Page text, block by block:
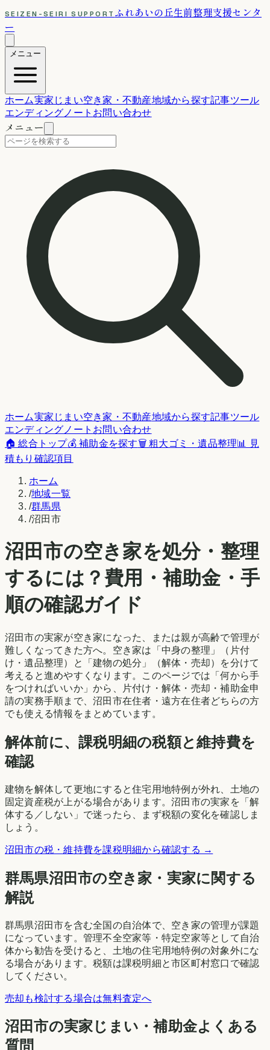
SEIZEN-SEIRI SUPPORT ふれあいの丘生前整理支援センタ
ー
メニュー
ホーム実家じまい空き家・不動産地域から探す記事ツール
エンディングノート お問い合わせ
メニュー
ホーム実家じまい空き家・不動産地域から探す記事ツール
エンディングノート お問い合わせ
🏠 総合トップ💰 補助金を探す🗑️ 粗大ゴミ・遺品整理📊 見
積もり確認項目
ホーム
/地域一覧
/群馬県
/沼田市
沼田市の空き家を処分・整理
するには？費用・補助金・手
順の確認ガイド
沼田市の実家が空き家になった、または親が高齢で管理が
難しくなってきた方へ。空き家は「中身の整理」（片付
け・遺品整理）と「建物の処分」（解体・売却）を分けて
考えると進めやすくなります。このページでは「何から手
をつければいいか」から、片付け・解体・売却・補助金申
請の実務手順まで、沼田市在住者・遠方在住者どちらの方
でも使える情報をまとめています。
解体前に、課税明細の税額と維持費を
確認
建物を解体して更地にすると住宅用地特例が外れ、土地の
固定資産税が上がる場合があります。沼田市の実家を「解
体する／しない」で迷ったら、まず税額の変化を確認しま
しょう。
沼田市の税・維持費を課税明細から確認する →
群馬県沼田市の空き家・実家に関する
解説
群馬県沼田市を含む全国の自治体で、空き家の管理が課題
になっています。管理不全空家等・特定空家等として自治
体から勧告を受けると、土地の住宅用地特例の対象外にな
る場合があります。税額は課税明細と市区町村窓口で確認
してください。
売却も検討する場合は無料査定へ
沼田市の実家じまい・補助金よくある
質問